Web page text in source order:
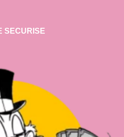
SECURISE